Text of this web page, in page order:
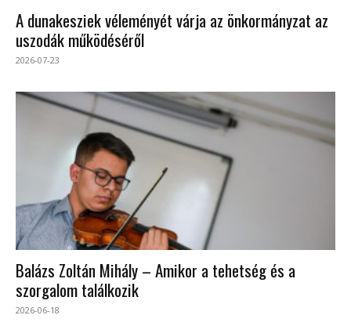
A dunakesziek véleményét várja az önkormányzat az
uszodák működéséről
2026-07-23
Balázs Zoltán Mihály – Amikor a tehetség és a
szorgalom találkozik
2026-06-18